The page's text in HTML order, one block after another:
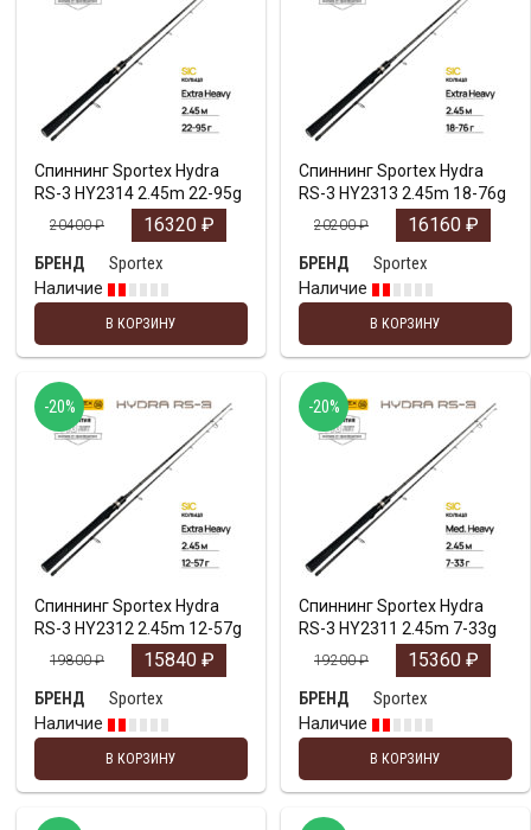
Спиннинг Sportex Hydra
RS-3 HY2314 2.45m 22-95g
20400₽ 16320 ₽
БРЕНД
Sportex
Наличие
В КОРЗИНУ
Спиннинг Sportex Hydra
RS-3 HY2313 2.45m 18-76g
20200₽ 16160 ₽
БРЕНД
Sportex
Наличие
В КОРЗИНУ
Спиннинг Sportex Hydra
RS-3 HY2312 2.45m 12-57g
19800₽ 15840 ₽
БРЕНД
Sportex
Наличие
В КОРЗИНУ
-20%
Спиннинг Sportex Hydra
RS-3 HY2311 2.45m 7-33g
19200₽ 15360 ₽
БРЕНД
Sportex
Наличие
В КОРЗИНУ
-20%